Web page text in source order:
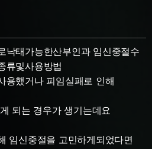
낙태가능한산부인과 임신중절수
류및사용방법
용했거나 피임실패로 인해
되는 경우가 생기는데요
임신중절을 고민하게되었다면